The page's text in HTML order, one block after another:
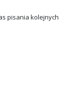
pisania kolejnych